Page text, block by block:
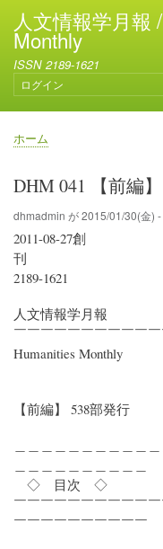
人文情報学月報
Monthly
ISSN 2189-1621
ユ
ー
ザ
ー
カ
ン
ト
メ
ニ
ー
ログイン
パ
く
ず
ホーム
DHM 041 【前編】
dhmadmin が2015/01/30(金)
2011-08-27創
刊
2189-1621
人文情報学月報
￣￣￣￣￣￣￣￣￣￣
Humanities Monthly
2014-12-27
【前編】 538部発行
◇ 目次 ◇
￣￣￣￣￣￣￣￣￣￣
￣￣￣￣￣￣￣￣￣￣